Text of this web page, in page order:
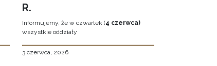
R.
Informujemy, że w czwartek (4 czerwca)
wszystkie oddziały
3 czerwca, 2026